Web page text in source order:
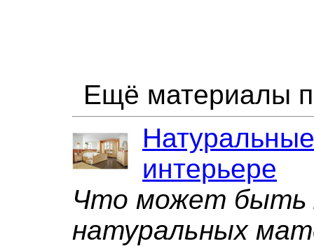
Ещё материалы
интерьере
Что может быть
натуральных